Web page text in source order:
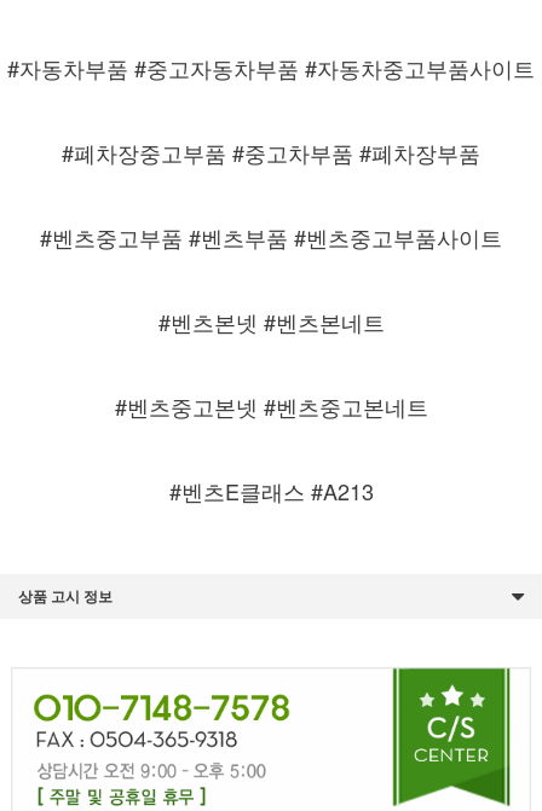
#자동차부품 #중고자동차부품 #자동차중고부품사이트
#폐차장중고부품 #중고차부품 #폐차장부품
#벤츠중고부품 #벤츠부품 #벤츠중고부품사이트
#벤츠본넷 #벤츠본네트
#벤츠중고본넷 #벤츠중고본네트
#벤츠E클래스 #A213
상품 고시 정보